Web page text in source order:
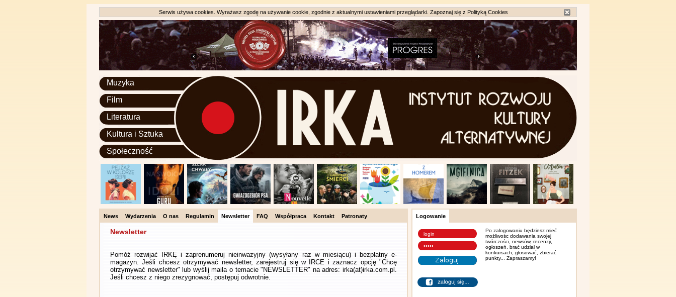
Serwis używa cookies. Wyrażasz zgodę na używanie cookie, zgodnie z aktualnymi ustawieniami przeglądarki. Zapoznaj się z Polityką Cookies
Muzyka
Film
Literatura
Kultura i Sztuka
Społeczność
News Wydarzenia O nas Regulamin Newsletter FAQ Współpraca Kontakt Patronaty
Newsletter
Pomóż rozwijać IRKĘ i zaprenumeruj nieinwazyjny (wysyłany raz w miesiącu) i bezpłatny e-
magazyn. Jeśli chcesz otrzymywać newsletter, zarejestruj się w IRCE i zaznacz opcję "Chcę
otrzymywać newsletter" lub wyślij maila o temacie "NEWSLETTER" na adres: irka(at)irka.com.pl.
Jeśli chcesz z niego zrezygnować, postępuj odwrotnie.
Logowanie
Po zalogowaniu będziesz mieć
możliwośc dodawania swojej
twórczości, newsów, recenzji,
ogłoszeń, brać udział w
konkursach, głosować, zbierać
punkty... Zapraszamy!